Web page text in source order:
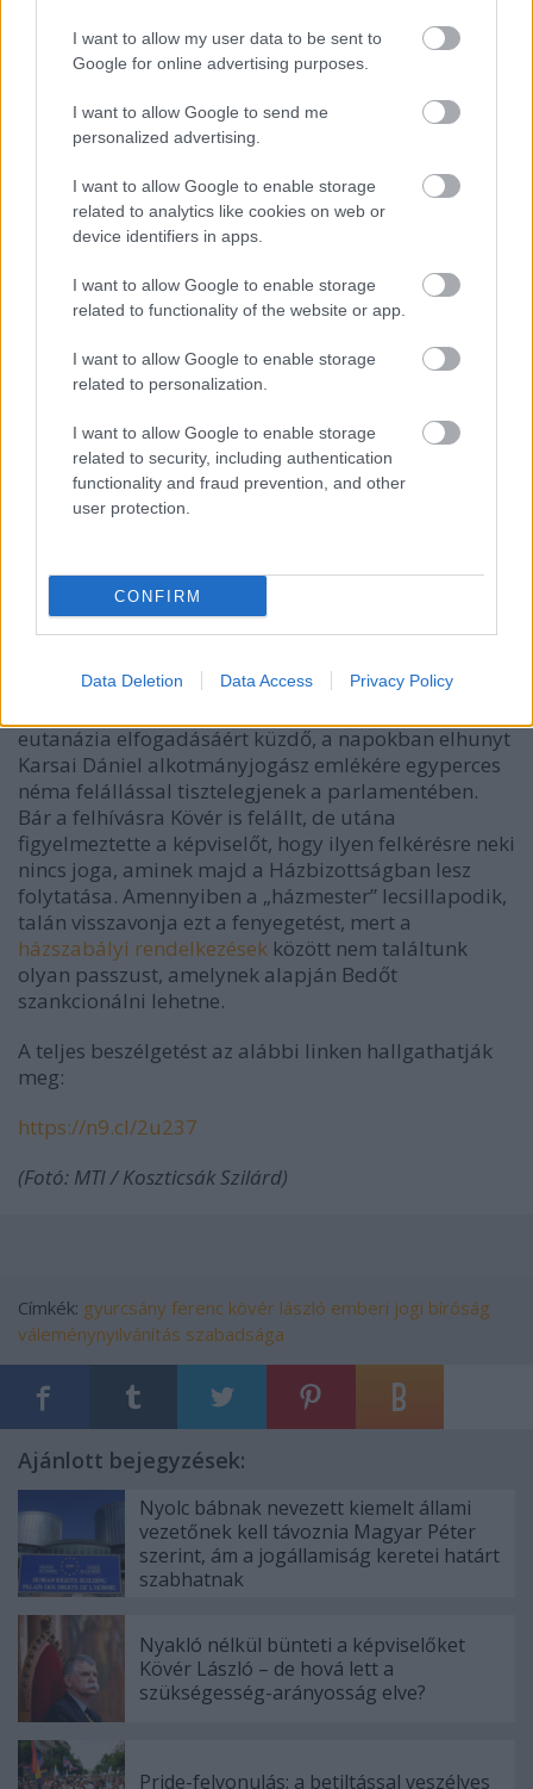
I want to allow my user data to be sent to
Google for online advertising purposes.
I want to allow Google to send me
personalized advertising.
I want to allow Google to enable storage
related to analytics like cookies on web or
device identifiers in apps.
I want to allow Google to enable storage
related to functionality of the website or app.
I want to allow Google to enable storage
related to personalization.
I want to allow Google to enable storage
related to security, including authentication
functionality and fraud prevention, and other
user protection.
CONFIRM
Data Deletion Data Access Privacy Policy
Ezért úgy vélem, Gyurcsány – más lehetőség híján –
kezdeményezve az országgyűlési törvénynek a
házelnöki hatáskörök megállapítására vonatkozó
megállapítását. Ugyanakkor megteheti, hogy az
Emberi Jogok Európai Bíróságánál keresse az igazát,
mert azemberi jogok európai egyezményének 10.
„Mindenkinek joga van a
véleménynyilvánítás szabadságához”. Ezt csak többek
között a nemzetbiztonságra, a területi
sérthetetlenségre, a bűnözés megelőzésére, mások jó
hírnevének sérelmére hivatkozva lehet korlátozni.
Érdemes emlékezni arra, hogy Kövér 2013-ban azért
bírságolt meg parlamenti képviselőket, mert
„Loptok, csaltok, hazudtok”feliratú táblát mutattak
fel a plenáris ülésen. A strasbourgi fórum a házelnök
Gyurcsánynak is arra, hogy megállapítsák: amikor a
„házmester” belefojtotta a szót, az sérti az
egyezményt.
Más a helyzet a momentumos Bedő Dávid
eutanázia elfogadásáért küzdő, a napokban elhunyt
Karsai Dániel alkotmányjogász emlékére egyperces
néma felállással tisztelegjenek a parlamentében.
Bár a felhívásra Kövér is felállt, de utána
figyelmeztette a képviselőt, hogy ilyen felkérésre neki
nincs joga, aminek majd a Házbizottságban lesz
folytatása. Amennyiben a „házmester” lecsillapodik,
talán visszavonja ezt a fenyegetést, mert a
házszabályi rendelkezések között nem találtunk
olyan passzust, amelynek alapján Bedőt
szankcionálni lehetne.
A teljes beszélgetést az alábbi linken hallgathatják
meg:
https://n9.cl/2u237
(Fotó: MTI / Koszticsák Szilárd)
Címkék: gyurcsány ferenc kövér lászló emberi jogi bíróság
váleménynyilvánítás szabadsága
Ajánlott bejegyzések:
Nyolc bábnak nevezett kiemelt állami
vezetőnek kell távoznia Magyar Péter
szerint, ám a jogállamiság keretei határt
szabhatnak
Nyakló nélkül bünteti a képviselőket
Kövér László – de hová lett a
szükségesség-arányosság elve?
Pride-felvonulás: a betiltással veszélyes